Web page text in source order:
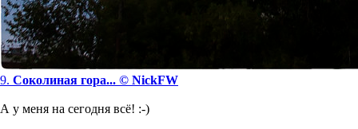
9. Соколиная гора... © NickFW
А у меня на сегодня всё! :-)